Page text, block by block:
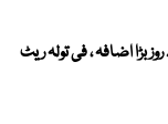
اضافہ ، فی تولہ ریٹ